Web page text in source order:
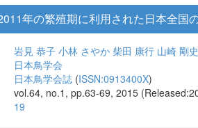
年の繁殖期に利用された日本全
岩見 恭子 小林 さやか 柴田 康行 山崎 剛史
日本鳥学会
日本鳥学会誌 (ISSN:0913400X)
vol.64, no.1, pp.63-69, 2015
19